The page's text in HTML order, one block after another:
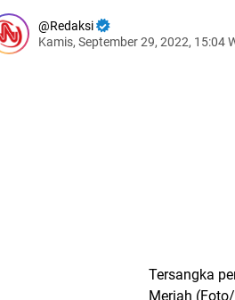
Redaksi
Kamis, September 29, 2022, 15:04
Tersangka
Meriah